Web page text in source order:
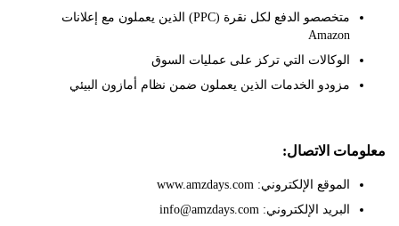
متخصصو الدفع لكل نقرة (PPC) الذين يعملون مع إعلانات
الوكالات التي تركز على عمليات السوق
مزودو الخدمات الذين يعملون ضمن نظام أمازون البيئي
الاتصال:
الموقع الإلكتروني: www.amzdays.com
البريد الإلكتروني: info@amzdays.com